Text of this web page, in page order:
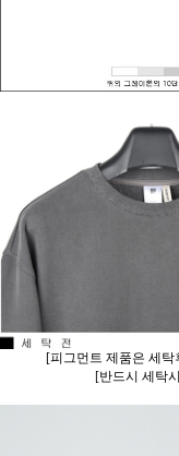
[피그먼트 제품은 세
[반드시 세탁